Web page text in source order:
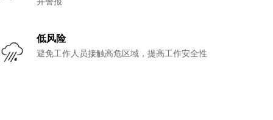
低风险
避免工作人员接触高危区域，提高工作安全性